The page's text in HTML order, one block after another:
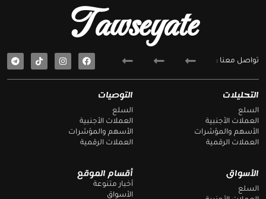
أقسام الموقع
أخبار متنوعة
الأسواق
الأسواق
السلع
التوصيات
السلع
العملات الأجنبية
الأسهم والمؤشرات
العملات الرقمية
التحليلات
السلع
العملات الأجنبية
الأسهم والمؤشرات
العملات الرقمية
Tawseyate
تواصل معنا :
F
a
e
T
e
e